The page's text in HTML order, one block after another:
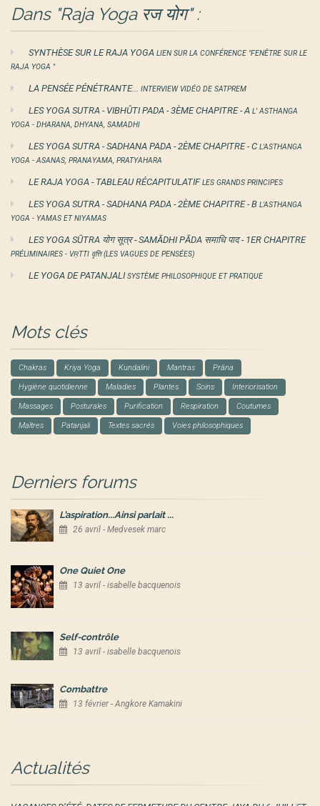
Dans "Raja Yoga रज योग" :
SYNTHÈSE SUR LE RAJA YOGA LIEN SUR LA CONFÉRENCE "FENÊTRE SUR LE
RAJA YOGA "
LA PENSÉE PÉNÉTRANTE... INTERVIEW VIDÉO DE SATPREM
LES YOGA SUTRA - VIBHÛTI PADA - 3ÈME CHAPITRE - A L' ASTHANGA
YOGA - DHARANA, DHYANA, SAMADHI
LES YOGA SUTRA - SADHANA PADA - 2ÈME CHAPITRE - C L'ASTHANGA
YOGA - ASANAS, PRANAYAMA, PRATYAHARA
LE RAJA YOGA - TABLEAU RÉCAPITULATIFLES GRANDS PRINCIPES
LES YOGA SUTRA - SADHANA PADA - 2ÈME CHAPITRE - B L'ASTHANGA
YOGA - YAMAS ET NIYAMAS
LES YOGA SŪTRA योग सूत्र - SAMĀDHI PĀDA समाधि पाद - 1ER CHAPITRE
PRÉLIMINAIRES - VṚTTI वृत्ति (LES VAGUES DE PENSÉES)
LE YOGA DE PATANJALISYSTÈME PHILOSOPHIQUE ET PRATIQUE
Mots clés
Chakras Kriya Yoga Kundalini Mantras Prâna
Hygiène quotidienne Maladies Plantes Soins Interiorisation
Massages Posturales Purification Respiration Coutumes
Maîtres Patanjali Textes sacrés Voies philosophiques
Derniers forums
L’aspiration...Ainsi parlait ...
26 avril - Medvesek marc
One Quiet One
13 avril - isabelle bacquenois
Self-contrôle
13 avril - isabelle bacquenois
Combattre
13 février - Angkore Kamakini
Actualités